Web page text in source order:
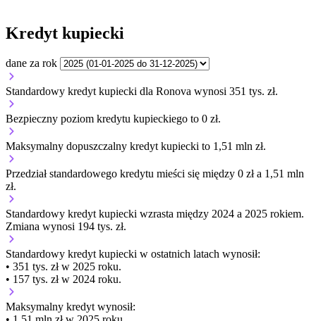
Kredyt kupiecki
dane za rok
Standardowy kredyt kupiecki dla Ronova wynosi 351 tys. zł.
Bezpieczny poziom kredytu kupieckiego to 0 zł.
Maksymalny dopuszczalny kredyt kupiecki to 1,51 mln zł.
Przedział standardowego kredytu mieści się między 0 zł a 1,51 mln
zł.
Standardowy kredyt kupiecki wzrasta między 2024 a 2025 rokiem.
Zmiana wynosi 194 tys. zł.
Standardowy kredyt kupiecki w ostatnich latach wynosił:
• 351 tys. zł w 2025 roku.
• 157 tys. zł w 2024 roku.
Maksymalny kredyt wynosił: